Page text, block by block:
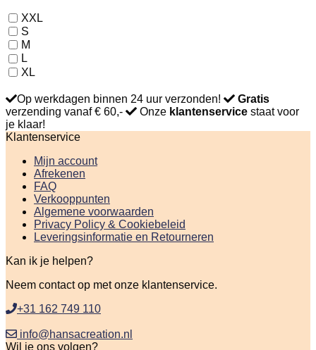
XXL
S
M
L
XL
Op werkdagen binnen 24 uur verzonden!
Gratis
verzending vanaf € 60,-
Onze klantenservice staat voor
je klaar!
Klantenservice
Mijn account
Afrekenen
FAQ
Verkooppunten
Algemene voorwaarden
Privacy Policy & Cookiebeleid
Leveringsinformatie en Retourneren
Kan ik je helpen?
Neem contact op met onze klantenservice.
+31 162 749 110
info@hansacreation.nl
Wil je ons volgen?